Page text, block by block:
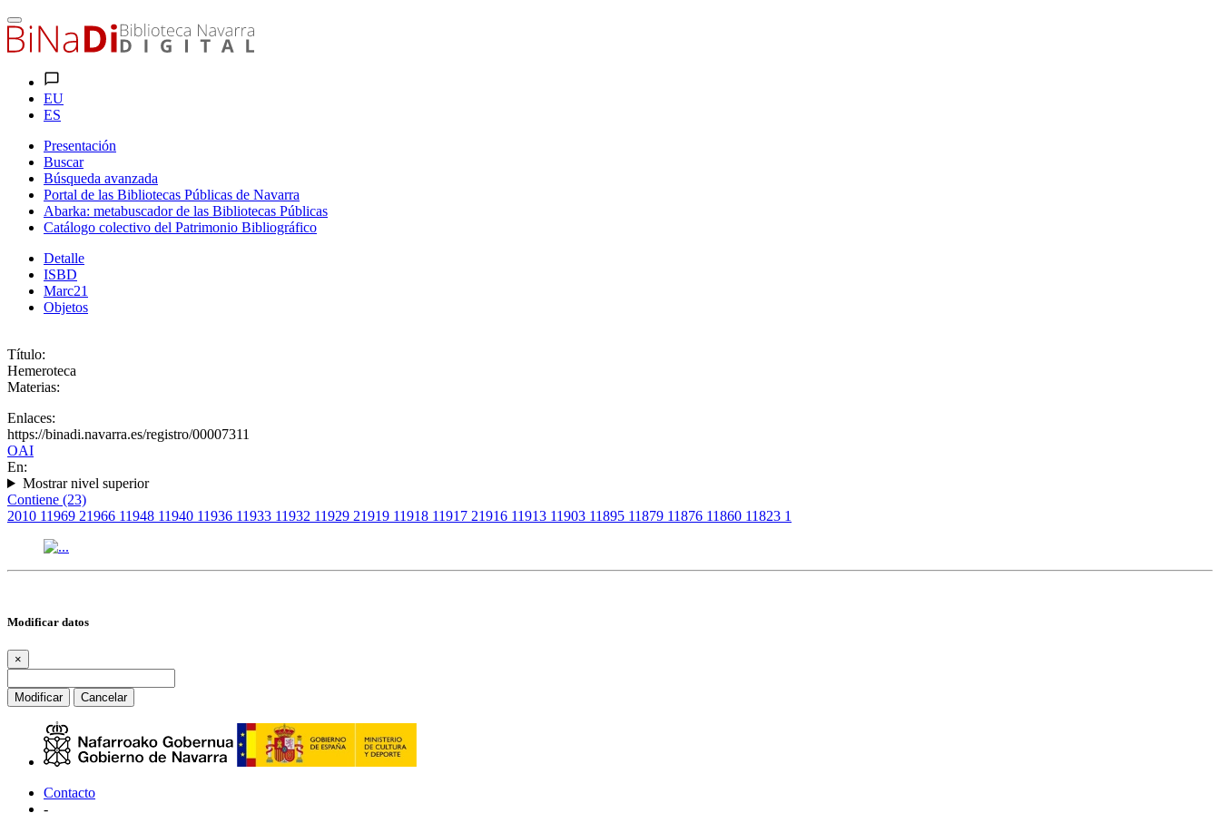
EU
ES
Presentación
Buscar
Búsqueda avanzada
Portal de las Bibliotecas Públicas de Navarra
Abarka: metabuscador de las Bibliotecas Públicas
Catálogo colectivo del Patrimonio Bibliográfico
Detalle
ISBD
Marc21
Objetos
Título:
Hemeroteca
Materias:
Enlaces:
https://binadi.navarra.es/registro/00007311
OAI
En:
Mostrar nivel superior
Contiene (23)
2010 11969 21966 11948 11940 11936 11933 11932 11929 21919 11918 11917 21916 11913 11903 11895 11879 11876 11860 11823 1
Modificar datos
×
Modificar Cancelar
Contacto
-